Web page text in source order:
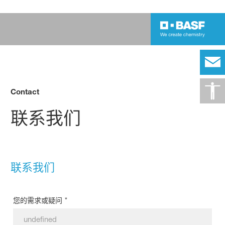
Contact
联系我们
联系我们
您的需求或疑问 *